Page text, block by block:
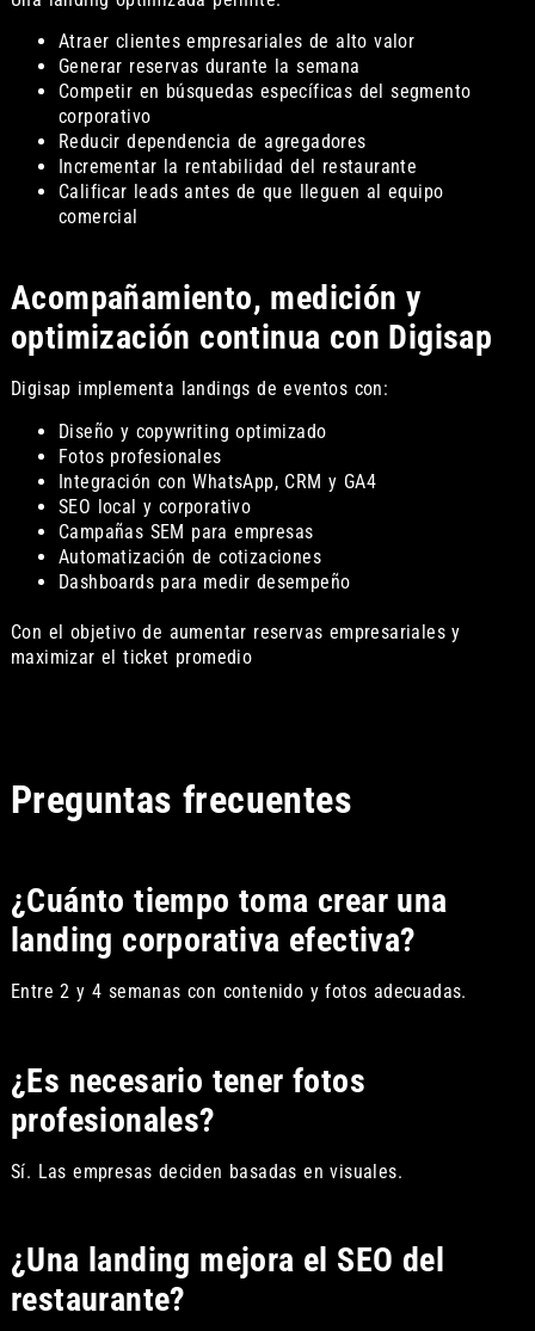
Atraer clientes empresariales de alto valor
Generar reservas durante la semana
Competir en búsquedas específicas del segmento
corporativo
Reducir dependencia de agregadores
Incrementar la rentabilidad del restaurante
Calificar leads antes de que lleguen al equipo
comercial
Acompañamiento, medición y
optimización continua con Digisap
Digisap implementa landings de eventos con:
Diseño y copywriting optimizado
Fotos profesionales
Integración con WhatsApp, CRM y GA4
SEO local y corporativo
Campañas SEM para empresas
Automatización de cotizaciones
Dashboards para medir desempeño
Con el objetivo de aumentar reservas empresariales y
maximizar el ticket promedio
Preguntas frecuentes
¿Cuánto tiempo toma crear una
landing corporativa efectiva?
Entre 2 y 4 semanas con contenido y fotos adecuadas.
¿Es necesario tener fotos
profesionales?
Sí. Las empresas deciden basadas en visuales.
¿Una landing mejora el SEO del
restaurante?